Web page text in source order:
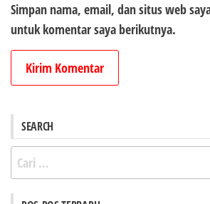
Simpan nama, email, dan situs web
untuk komentar saya berikutnya.
SEARCH
Cari
untuk: